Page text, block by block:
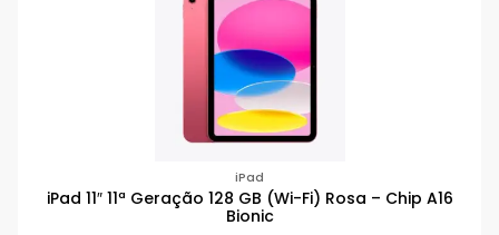
iPad
iPad 11″ 11ª Geração 128 GB (Wi-Fi) Rosa – Chip A16
Bionic